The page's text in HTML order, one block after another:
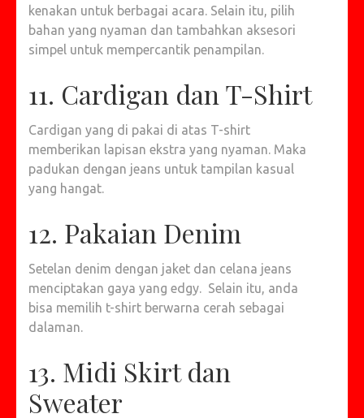
kenakan untuk berbagai acara. Selain itu, pilih
bahan yang nyaman dan tambahkan aksesori
simpel untuk mempercantik penampilan.
11. Cardigan dan T-Shirt
Cardigan yang di pakai di atas T-shirt
memberikan lapisan ekstra yang nyaman. Maka
padukan dengan jeans untuk tampilan kasual
yang hangat.
12. Pakaian Denim
Setelan denim dengan jaket dan celana jeans
menciptakan gaya yang edgy. Selain itu, anda
bisa memilih t-shirt berwarna cerah sebagai
dalaman.
13. Midi Skirt dan
Sweater